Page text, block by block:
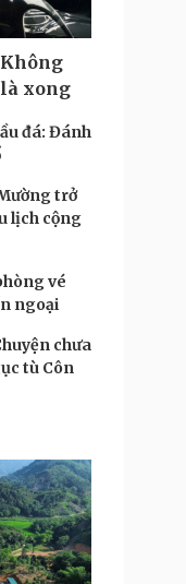
Không
xong
đá: Đánh
trở
lịch cộng
vé
ngoại
chưa
tù Côn